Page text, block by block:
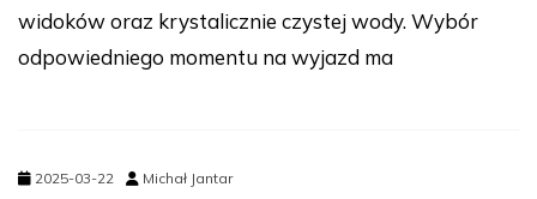
widoków oraz krystalicznie czystej wody. Wybór
odpowiedniego momentu na wyjazd ma
2025-03-22 Michał Jantar